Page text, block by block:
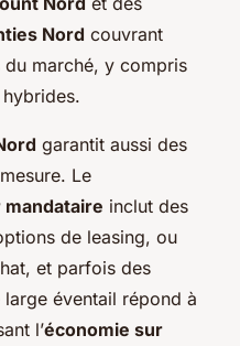
Nord couvrant
du marché, y compris
garantit aussi des
Le
inclut des
de leasing, ou
et parfois des
éventail répond à
l’économie sur